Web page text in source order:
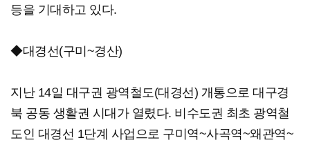
등을 기대하고 있다.
◆대경선(구미~경산)
지난 14일 대구권 광역철도(대경선) 개통으로 대구경
북 공동 생활권 시대가 열렸다. 비수도권 최초 광역철
도인 대경선 1단계 사업으로 구미역~사곡역~왜관역~